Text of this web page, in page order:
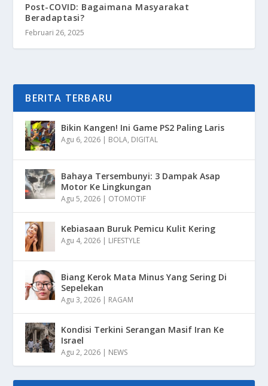
Post-COVID: Bagaimana Masyarakat
Beradaptasi?
Februari 26, 2025
BERITA TERBARU
Bikin Kangen! Ini Game PS2 Paling Laris
Agu 6, 2026 | BOLA, DIGITAL
Bahaya Tersembunyi: 3 Dampak Asap
Motor Ke Lingkungan
Agu 5, 2026 | OTOMOTIF
Kebiasaan Buruk Pemicu Kulit Kering
Agu 4, 2026 | LIFESTYLE
Biang Kerok Mata Minus Yang Sering Di
Sepelekan
Agu 3, 2026 | RAGAM
Kondisi Terkini Serangan Masif Iran Ke
Israel
Agu 2, 2026 | NEWS